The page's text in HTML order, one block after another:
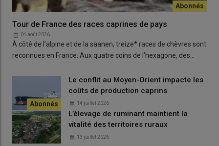
Tour de France des races caprines de pays
04 août 2026
À côté de l’alpine et de la saanen, treize* races de chèvres sont
reconnues en France. Aux quatre coins de l’hexagone, des…
Le conflit au Moyen-Orient impacte les
coûts de production caprins
14 juillet 2026
L’élevage de ruminant maintient la
vitalité des territoires ruraux
13 juillet 2026